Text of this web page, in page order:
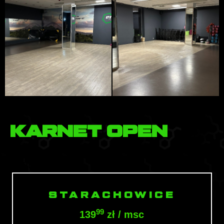
KARNET OPEN
STARACHOWICE
13999 zł / msc